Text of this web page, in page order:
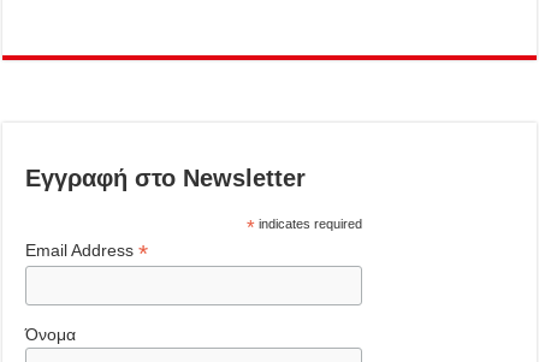
Εγγραφή στο Newsletter
*indicates required
Email Address*
Όνομα